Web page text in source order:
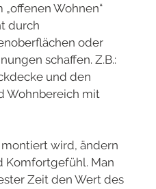
Wohnen“
durch
oder
schaffen. Z.B.:
und den
Wohnbereich mit
wird, ändern
Komfortgefühl. Man
Zeit den Wert des